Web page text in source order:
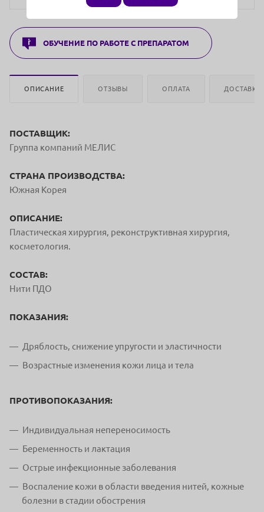
ОБУЧЕНИЕ ПО РАБОТЕ С ПРЕПАРАТОМ
ОПИСАНИЕ ОТЗЫВЫ ОПЛАТА ДОСТАВКА
ПОСТАВЩИК:
Группа компаний МЕЛИС
СТРАНА ПРОИЗВОДСТВА:
Южная Корея
ОПИСАНИЕ:
Пластическая хирургия, реконструктивная хирургия,
косметология.
СОСТАВ:
Нити ПДО
ПОКАЗАНИЯ:
Дряблость, снижение упругости и эластичности
Возрастные изменения кожи лица и тела
ПРОТИВОПОКАЗАНИЯ:
Индивидуальная непереносимость
Беременность и лактация
Острые инфекционные заболевания
Воспаление кожи в области введения нитей, кожные
болезни в стадии обострения